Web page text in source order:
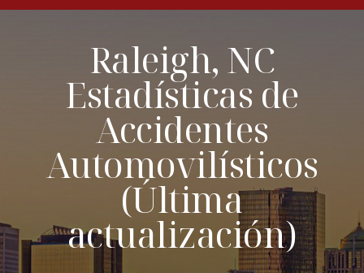
Raleigh, NC
Estadísticas de
Accidentes
Automovilísticos
(Última
actualización)